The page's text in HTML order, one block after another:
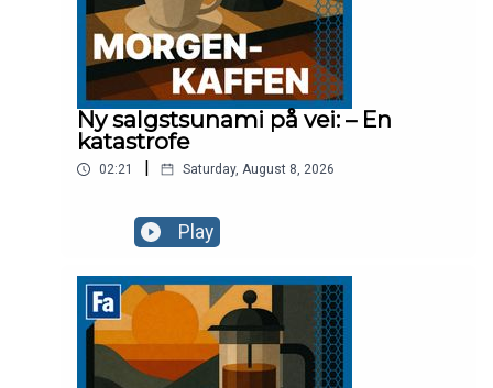
Ny salgstsunami på vei: – En
katastrofe
02:21 Saturday, August 8, 2026
Play